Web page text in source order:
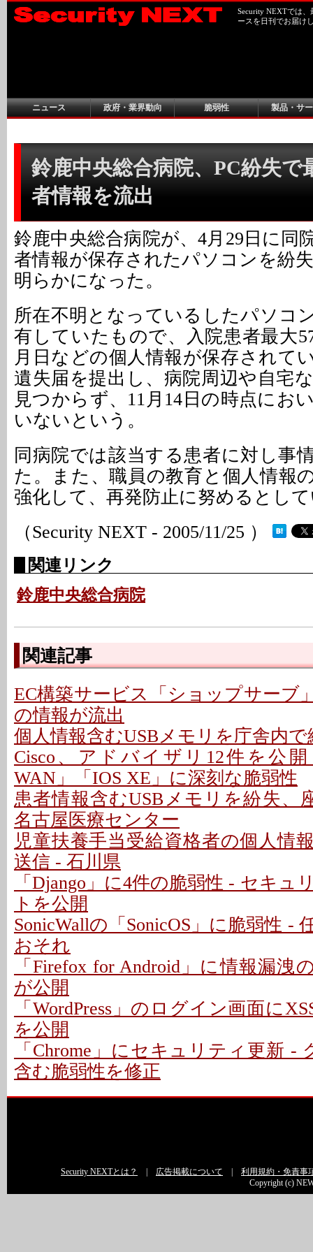
Security NEXTでは
ースを日刊でお届け
ニュース 政府・業界動向 脆弱性 製品・サ
鈴鹿中央総合病院、PC紛失で
者情報を流出
鈴鹿中央総合病院が、4月29日に同
者情報が保存されたパソコンを紛
明らかになった。
所在不明となっているしたパソコ
有していたもので、入院患者最大
月日などの個人情報が保存されて
遺失届を提出し、病院周辺や自宅
見つからず、11月14日の時点にお
いないという。
同病院では該当する患者に対し事
た。また、職員の教育と個人情報
強化して、再発防止に努めるとし
（Security NEXT - 2005/11/25 ）
関連リンク
鈴鹿中央総合病院
関連記事
EC構築サービス「ショップサーブ
の情報が流出
個人情報含むUSBメモリを庁舎内で
Cisco、アドバイザリ12件を公開
WAN」「IOS XE」に深刻な脆弱性
患者情報含むUSBメモリを紛失、
名古屋医療センター
児童扶養手当受給資格者の個人情
送信 - 石川県
「Django」に4件の脆弱性 - セキュ
トを公開
SonicWallの「SonicOS」に脆弱性 -
おそれ
「Firefox for Android」に情報漏洩
が公開
「WordPress」のログイン画面に
を公開
「Chrome」にセキュリティ更新 -
含む脆弱性を修正
Security NEXTとは？ 広告掲載について
利用規約・免責事
Copyright (c)